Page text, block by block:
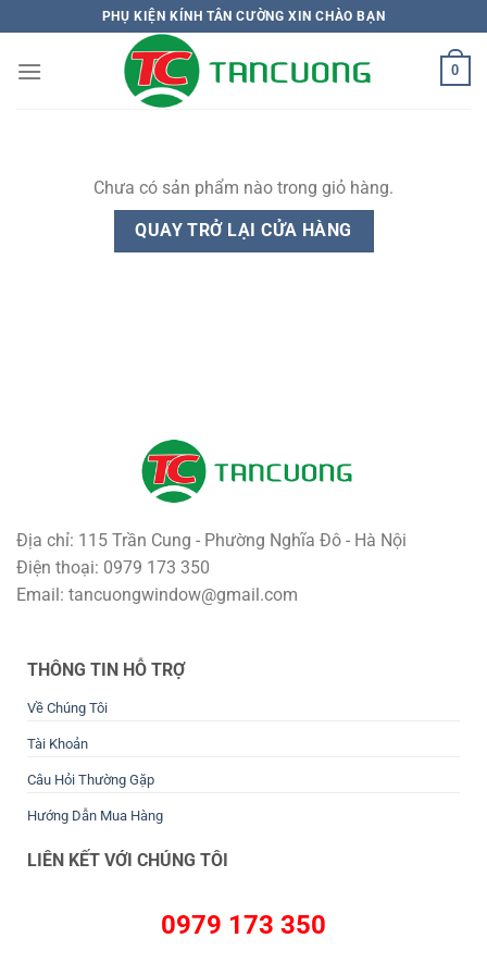
qua
nội
PHỤ KIỆN KÍNH TÂN CƯỜNG XIN CHÀO BẠN
0
Chưa có sản phẩm nào trong giỏ hàng.
QUAY TRỞ LẠI CỬA HÀNG
Địa chỉ: 115 Trần Cung - Phường Nghĩa Đô - Hà Nội
Điện thoại: 0979 173 350
Email: tancuongwindow@gmail.com
THÔNG TIN HỖ TRỢ
Về Chúng Tôi
Tài Khoản
Câu Hỏi Thường Gặp
Hướng Dẫn Mua Hàng
LIÊN KẾT VỚI CHÚNG TÔI
0979 173 350